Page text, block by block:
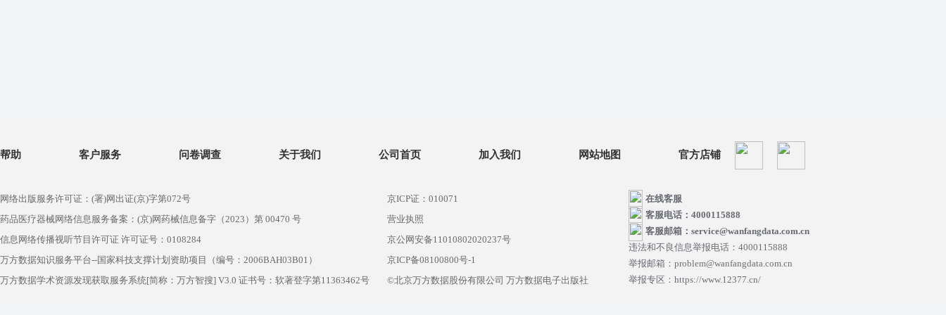
帮助 客户服务 问卷调查 关于我们 公司首页 加入我们 网站地图 官方店铺
网络出版服务许可证：(署)网出证(京)字第072号
药品医疗器械网络信息服务备案：(京)网药械信息备字（2023）第 00470 号
信息网络传播视听节目许可证 许可证号：0108284
万方数据知识服务平台--国家科技支撑计划资助项目（编号：2006BAH03B01）
万方数据学术资源发现获取服务系统[简称：万方智搜] V3.0 证书号：软著登字第11363462号
京ICP证：010071
营业执照
京公网安备11010802020237号
京ICP备08100800号-1
©北京万方数据股份有限公司 万方数据电子出版社
在线客服
客服电话：4000115888
客服邮箱：service@wanfangdata.com.cn
违法和不良信息举报电话：4000115888
举报邮箱：problem@wanfangdata.com.cn
举报专区：https://www.12377.cn/